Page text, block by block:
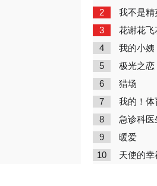
2 我不是精
3 花谢花飞
4 我的小姨
5 极光之恋
6 猎场
7 我的！体
8 急诊科医
9 暖爱
10 天使的幸